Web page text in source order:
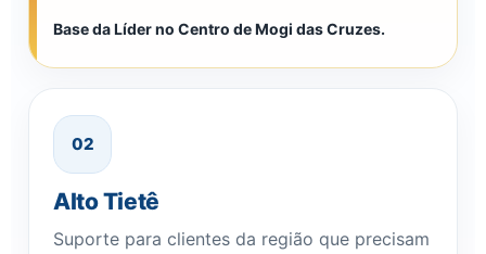
Base da Líder no Centro de Mogi das Cruzes.
02
Alto Tietê
Suporte para clientes da região que precisam